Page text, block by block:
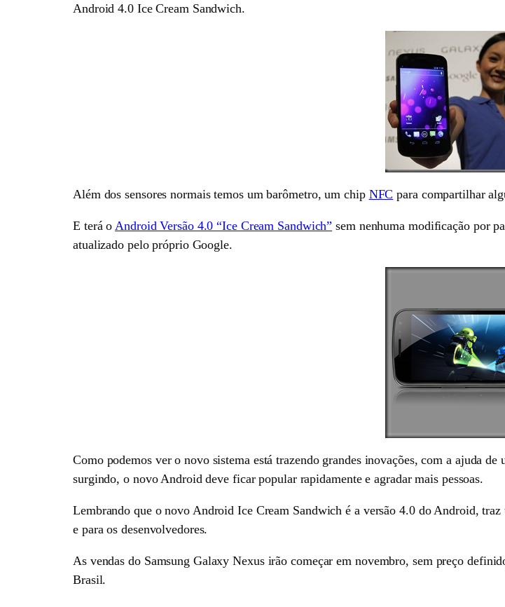
Android 4.0 Ice Cream Sandwich.
Além dos sensores normais temos um barômetro, um chip NFC para compartilhar
E terá o Android Versão 4.0 “Ice Cream Sandwich” sem nenhuma modificação por
atualizado pelo próprio Google.
Como podemos ver o novo sistema está trazendo grandes inovações, com a ajuda
surgindo, o novo Android deve ficar popular rapidamente e agradar mais pessoas.
Lembrando que o novo Android Ice Cream Sandwich é a versão 4.0 do Android,
e para os desenvolvedores.
As vendas do Samsung Galaxy Nexus irão começar em novembro, sem preço
Brasil.